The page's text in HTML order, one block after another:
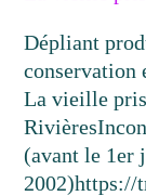
Dépliant
La vieille
Rivières
(avant le 1er
2002)https://